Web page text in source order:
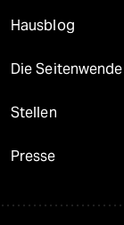
Hausblog
Die Seitenwende
Stellen
Presse